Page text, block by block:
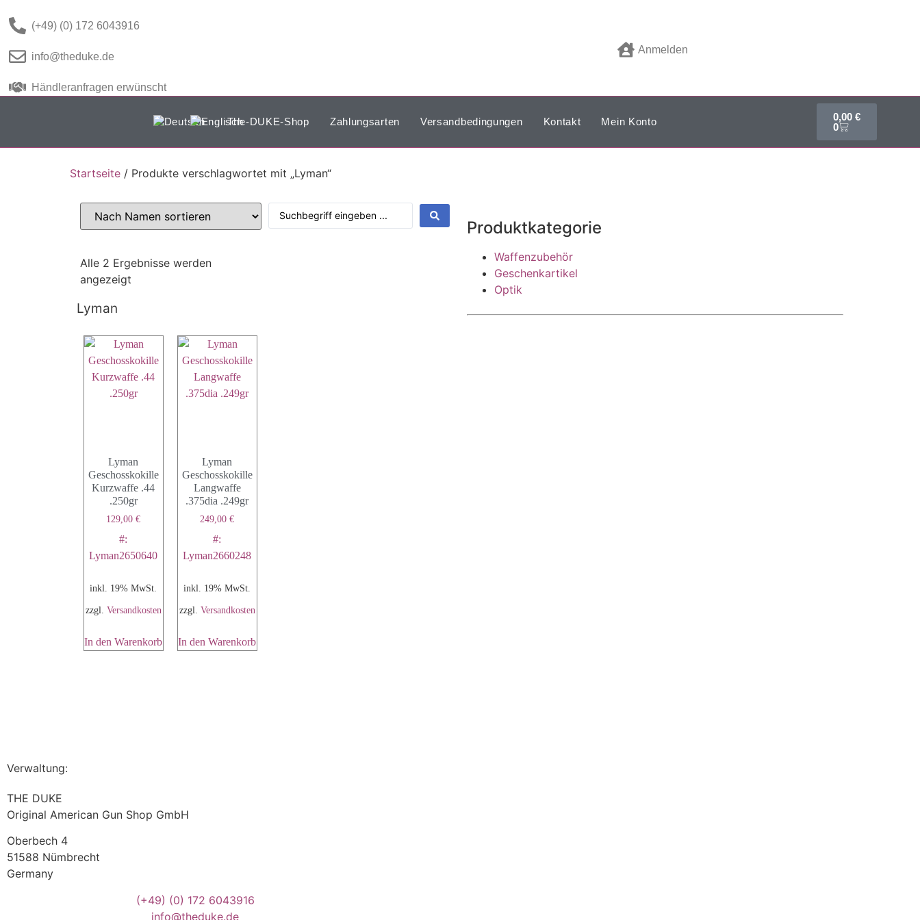
(+49) (0) 172 6043916
info@theduke.de
Händleranfragen erwünscht
Anmelden
The-DUKE-Shop Zahlungsarten Versandbedingungen Kontakt Mein Konto 0,00€
0
Startseite / Produkte verschlagwortet mit „Lyman“
Alle 2 Ergebnisse werden
angezeigt
Lyman
Lyman
Geschosskokille
Kurzwaffe .44
.250gr
129,00€
#:
Lyman2650640
inkl. 19% MwSt.
zzgl. Versandkosten
In den Warenkorb
Lyman
Geschosskokille
Langwaffe
.375dia .249gr
249,00€
#:
Lyman2660248
inkl. 19% MwSt.
zzgl. Versandkosten
In den Warenkorb
Produktkategorie
Waffenzubehör
Geschenkartikel
Optik
Verwaltung:
THE DUKE
Original American Gun Shop GmbH
Oberbech 4
51588 Nümbrecht
Germany
(+49) (0) 172 6043916
info@theduke.de